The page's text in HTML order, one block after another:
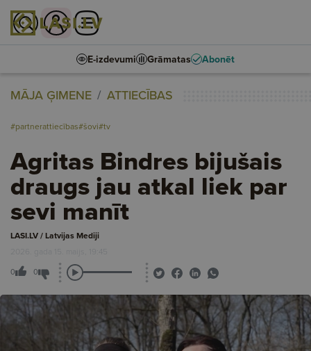
E-izdevumi Grāmatas Abonēt
MĀJA ĢIMENE ATTIECĪBAS
#partnerattiecības#šovi#tv
Agritas Bindres bijušais
draugs jau atkal liek par
sevi manīt
LASI.LV / Latvijas Mediji
2026. gada 15. maijs, 19:45
0 0